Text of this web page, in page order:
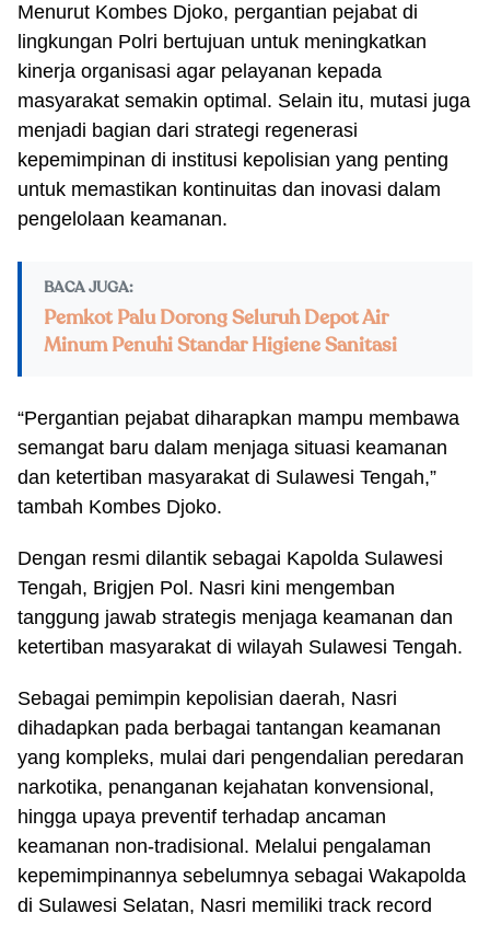
Menurut Kombes Djoko, pergantian pejabat di
lingkungan Polri bertujuan untuk meningkatkan
kinerja organisasi agar pelayanan kepada
masyarakat semakin optimal. Selain itu, mutasi juga
menjadi bagian dari strategi regenerasi
kepemimpinan di institusi kepolisian yang penting
untuk memastikan kontinuitas dan inovasi dalam
pengelolaan keamanan.
BACA JUGA:
Pemkot Palu Dorong Seluruh Depot Air
Minum Penuhi Standar Higiene Sanitasi
“Pergantian pejabat diharapkan mampu membawa
semangat baru dalam menjaga situasi keamanan
dan ketertiban masyarakat di Sulawesi Tengah,”
tambah Kombes Djoko.
Dengan resmi dilantik sebagai Kapolda Sulawesi
Tengah, Brigjen Pol. Nasri kini mengemban
tanggung jawab strategis menjaga keamanan dan
ketertiban masyarakat di wilayah Sulawesi Tengah.
Sebagai pemimpin kepolisian daerah, Nasri
dihadapkan pada berbagai tantangan keamanan
yang kompleks, mulai dari pengendalian peredaran
narkotika, penanganan kejahatan konvensional,
hingga upaya preventif terhadap ancaman
keamanan non-tradisional. Melalui pengalaman
kepemimpinannya sebelumnya sebagai Wakapolda
di Sulawesi Selatan, Nasri memiliki track record